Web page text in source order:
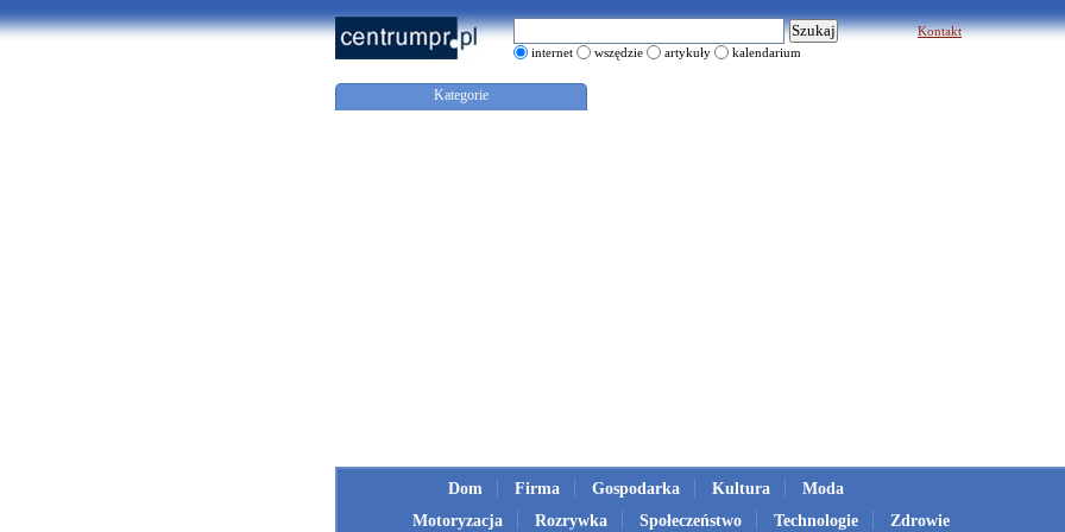
internet wszędzie artykuły kalendarium
Kontakt
Kategorie
Dom Firma Gospodarka Kultura
Moda
Motoryzacja
Rozrywka Społeczeństwo Technologie Zdrowie